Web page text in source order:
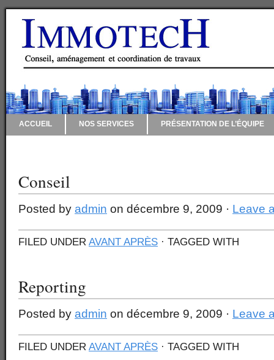
ACCUEIL NOS SERVICES PRÉSENTATION DE L’ÉQUIPE
Conseil
Posted by admin on décembre 9, 2009 · Leave
FILED UNDER AVANT APRÈS · TAGGED WITH
Reporting
Posted by admin on décembre 9, 2009 · Leave
FILED UNDER AVANT APRÈS · TAGGED WITH